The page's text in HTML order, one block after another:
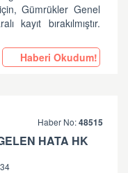
Gümrükler Genel
kayıt bırakılmıştır.
Haberi Okudum!
Haber No:48515
HATA HK